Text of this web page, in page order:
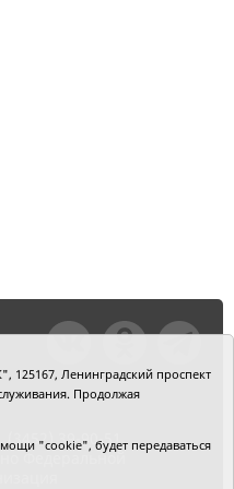
39-90-51.
Федеральной
125167, Ленинградский проспект
Продолжая
"cookie", будет передаваться